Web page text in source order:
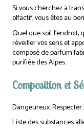
Si vous cherchez à
olfactif, vous êtes au
Quel que soit l’endroit,
réveiller vos sens et
composé de parfum
purifiée des Alpes.
Composition et
Dangeureux.
Liste des substances